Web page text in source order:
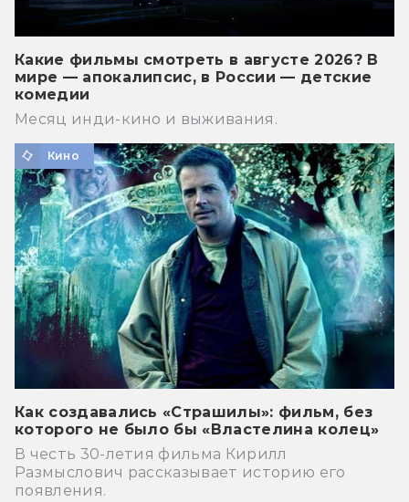
Какие фильмы смотреть в августе 2026? В
мире — апокалипсис, в России — детские
комедии
Месяц инди-кино и выживания.
Кино
Как создавались «Страшилы»: фильм, без
которого не было бы «Властелина колец»
В честь 30-летия фильма Кирилл
Размыслович рассказывает историю его
появления.